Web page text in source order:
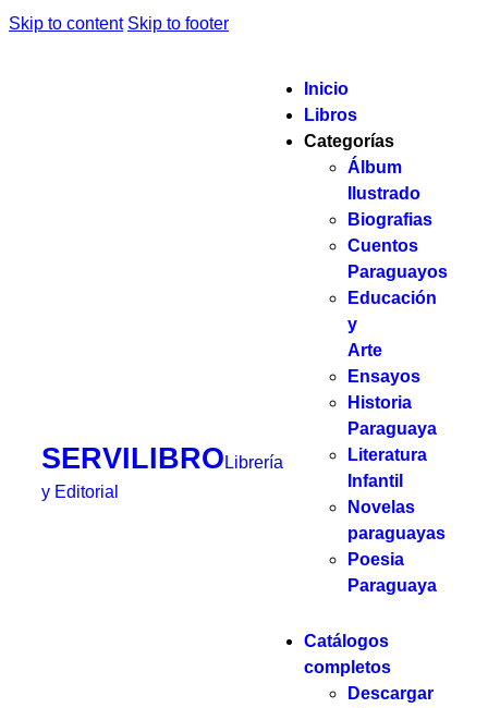
Skip to content Skip to footer
SERVILIBRO Librería
y Editorial
Inicio
Libros
Categorías
Álbum
Ilustrado
Biografias
Cuentos
Paraguayos
Educación
y
Arte
Ensayos
Historia
Paraguaya
Literatura
Infantil
Novelas
paraguayas
Poesia
Paraguaya
Catálogos
completos
Descargar